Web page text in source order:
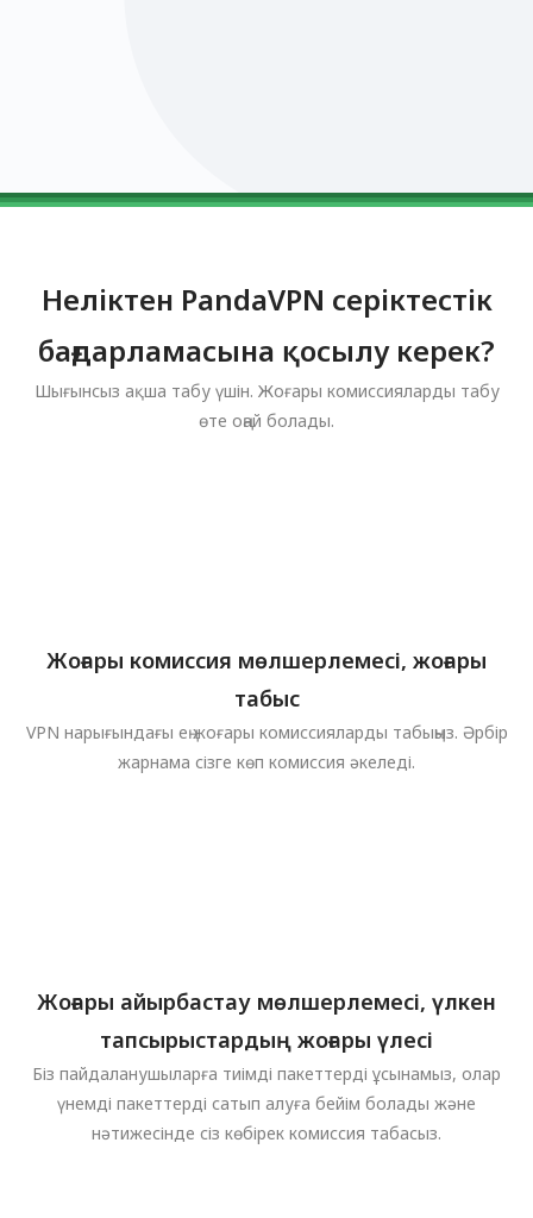
Неліктен PandaVPN серіктестік
бағдарламасына қосылу керек?
Шығынсыз ақша табу үшін. Жоғары комиссияларды табу
өте оңай болады.
Жоғары комиссия мөлшерлемесі, жоғары
табыс
VPN нарығындағы ең жоғары комиссияларды табыңыз. Әрбір
жарнама сізге көп комиссия әкеледі.
Жоғары айырбастау мөлшерлемесі, үлкен
тапсырыстардың жоғары үлесі
Біз пайдаланушыларға тиімді пакеттерді ұсынамыз, олар
үнемді пакеттерді сатып алуға бейім болады және
нәтижесінде сіз көбірек комиссия табасыз.